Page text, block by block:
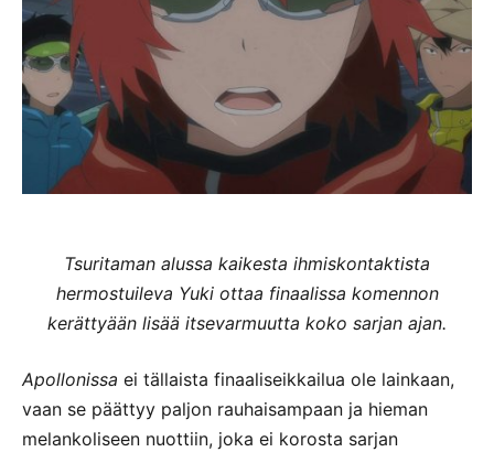
Tsuritaman alussa kaikesta ihmiskontaktista
hermostuileva Yuki ottaa finaalissa komennon
kerättyään lisää itsevarmuutta koko sarjan ajan.
Apollonissa ei tällaista finaaliseikkailua ole lainkaan,
vaan se päättyy paljon rauhaisampaan ja hieman
melankoliseen nuottiin, joka ei korosta sarjan